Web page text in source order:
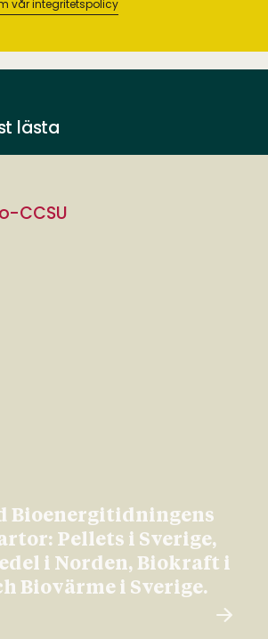
vår integritetspolicy
lästa
CCSU
Bioenergitidningens
Pellets i Sverige,
i Norden, Biokraft i
Biovärme i Sverige.